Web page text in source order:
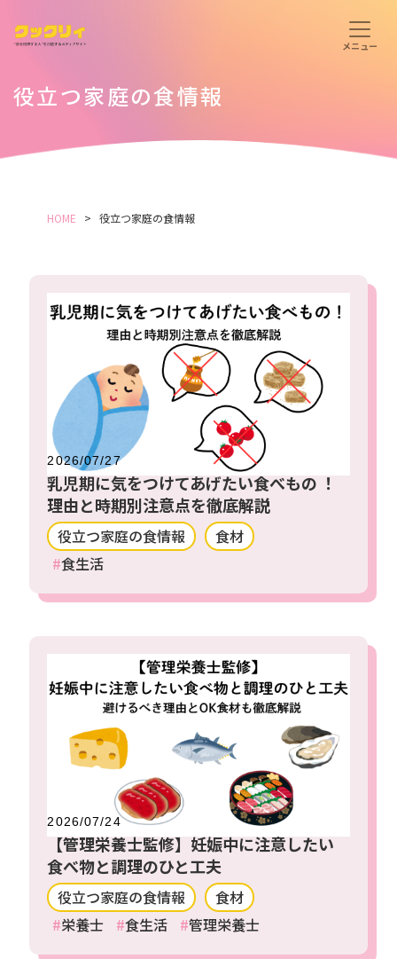
役立つ家庭の食情報
HOME 役立つ家庭の食情報
2026/07/27
乳児期に気をつけてあげたい食べもの ！
理由と時期別注意点を徹底解説
役立つ家庭の食情報
食材
食生活
2026/07/24
【管理栄養士監修】妊娠中に注意したい
食べ物と調理のひと工夫
役立つ家庭の食情報
食材
栄養士
食生活 管理栄養士